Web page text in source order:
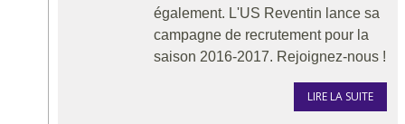
également. L'US Reventin lance sa
campagne de recrutement pour la
saison 2016-2017. Rejoignez-nous !
LIRE LA SUITE